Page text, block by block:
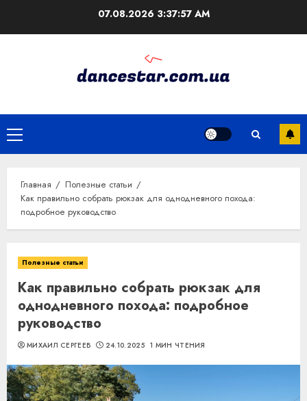
07.08.2026 3:37:58 AM
Основное
меню
Главная
Полезные статьи
Как правильно собрать рюкзак для однодневного похода:
подробное руководство
Полезные статьи
Как правильно собрать рюкзак для
однодневного похода: подробное
руководство
МИХАИЛ СЕРГЕЕВ 24.10.2025 1 МИН ЧТЕНИЯ